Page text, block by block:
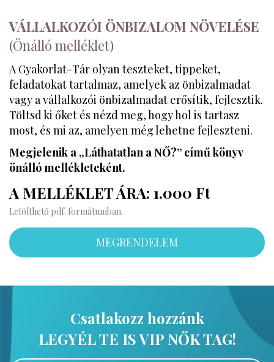
VÁLLALKOZÓI ÖNBIZALOM NÖVELÉSE
(Önálló melléklet)
A Gyakorlat-Tár olyan teszteket, tippeket,
feladatokat tartalmaz, amelyek az önbizalmadat
vagy a vállalkozói önbizalmadat erősítik, fejlesztik.
Töltsd ki őket és nézd meg, hogy hol is tartasz
most, és mi az, amelyen még lehetne fejleszteni.
Megjelenik a „Láthatatlan a NŐ?” című könyv
önálló mellékleteként.
A MELLÉKLET ÁRA: 1.000 Ft
Letölthető pdf. formátumban.
MEGRENDELEM
Csatlakozz hozzánk
LEGYÉL TE IS VIP NŐK TAG!